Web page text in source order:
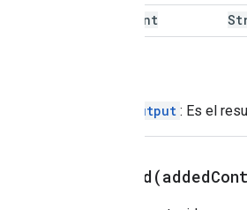
content
HtmlOutput : Es el
append(added